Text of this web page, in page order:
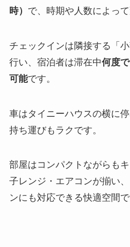
時） で、時期や人数によって
チェックインは隣接する「
行い、宿泊者は滞在中何度
可能です。
車はタイニーハウスの横に
持ち運びもラクです。
部屋はコンパクトながらも
子レンジ・エアコンが揃い
ンにも対応できる快適空間で